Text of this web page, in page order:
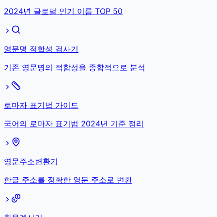
2024년 글로벌 인기 이름 TOP 50
영문명 적합성 검사기
기존 영문명의 적합성을 종합적으로 분석
로마자 표기법 가이드
국어의 로마자 표기법 2024년 기준 정리
영문주소변환기
한글 주소를 정확한 영문 주소로 변환